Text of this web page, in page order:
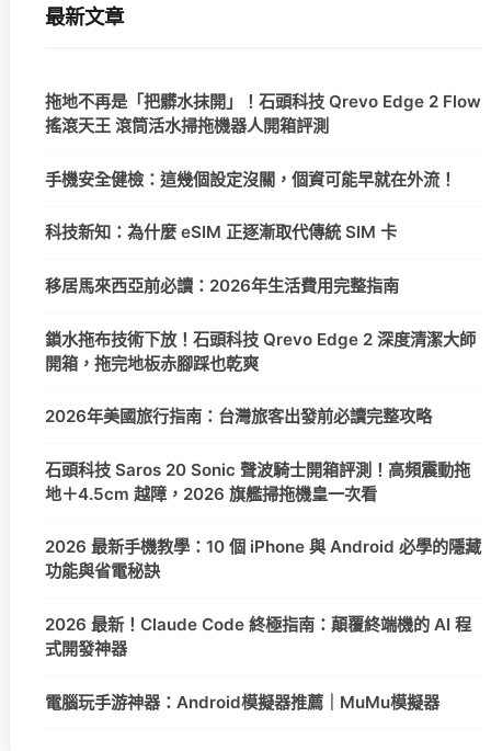
最新文章
拖地不再是「把髒水抹開」！石頭科技 Qrevo Edge 2 Flow
搖滾天王 滾筒活水掃拖機器人開箱評測
手機安全健檢：這幾個設定沒關，個資可能早就在外流！
科技新知：為什麼 eSIM 正逐漸取代傳統 SIM 卡
移居馬來西亞前必讀：2026年生活費用完整指南
鎖水拖布技術下放！石頭科技 Qrevo Edge 2 深度清潔大師
開箱，拖完地板赤腳踩也乾爽
2026年美國旅行指南：台灣旅客出發前必讀完整攻略
石頭科技 Saros 20 Sonic 聲波騎士開箱評測！高頻震動拖
地＋4.5cm 越障，2026 旗艦掃拖機皇一次看
2026 最新手機教學：10 個 iPhone 與 Android 必學的隱藏
功能與省電秘訣
2026 最新！Claude Code 終極指南：顛覆終端機的 AI 程
式開發神器
電腦玩手游神器：Android模擬器推薦｜MuMu模擬器